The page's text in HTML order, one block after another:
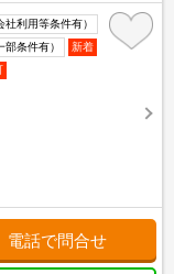
利用等条件有）
条件有）
新着
電話で問合せ